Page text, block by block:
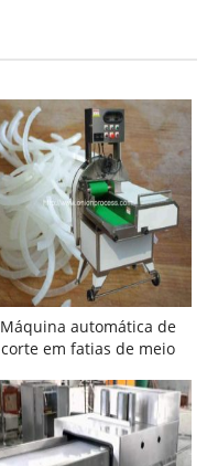
Máquina automática de
corte em fatias de meio